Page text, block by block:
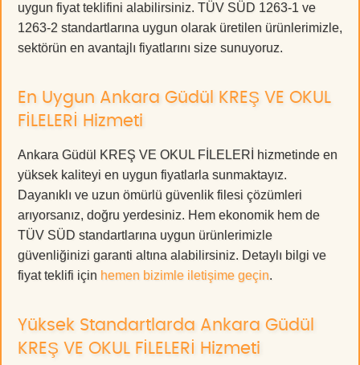
uygun fiyat teklifini alabilirsiniz. TÜV SÜD 1263-1 ve
1263-2 standartlarına uygun olarak üretilen ürünlerimizle,
sektörün en avantajlı fiyatlarını size sunuyoruz.
En Uygun Ankara Güdül KREŞ VE OKUL
FİLELERİ Hizmeti
Ankara Güdül KREŞ VE OKUL FİLELERİ hizmetinde en
yüksek kaliteyi en uygun fiyatlarla sunmaktayız.
Dayanıklı ve uzun ömürlü güvenlik filesi çözümleri
arıyorsanız, doğru yerdesiniz. Hem ekonomik hem de
TÜV SÜD standartlarına uygun ürünlerimizle
güvenliğinizi garanti altına alabilirsiniz. Detaylı bilgi ve
fiyat teklifi için hemen bizimle iletişime geçin.
Yüksek Standartlarda Ankara Güdül
KREŞ VE OKUL FİLELERİ Hizmeti